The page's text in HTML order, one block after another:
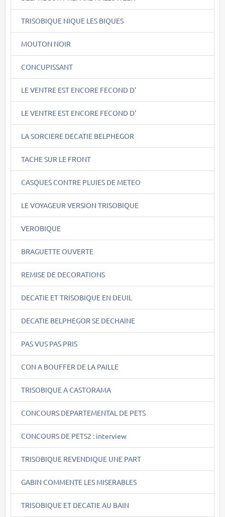
TRISOBIQUE NIQUE LES BIQUES
MOUTON NOIR
CONCUPISSANT
LE VENTRE EST ENCORE FECOND D'
LE VENTRE EST ENCORE FECOND D'
LA SORCIERE DECATIE BELPHEGOR
TACHE SUR LE FRONT
CASQUES CONTRE PLUIES DE METEO
LE VOYAGEUR VERSION TRISOBIQUE
VEROBIQUE
BRAGUETTE OUVERTE
REMISE DE DECORATIONS
DECATIE ET TRISOBIQUE EN DEUIL
DECATIE BELPHEGOR SE DECHAINE
PAS VUS PAS PRIS
CON A BOUFFER DE LA PAILLE
TRISOBIQUE A CASTORAMA
CONCOURS DEPARTEMENTAL DE PETS
CONCOURS DE PETS2 : interview
TRISOBIQUE REVENDIQUE UNE PART
GABIN COMMENTE LES MISERABLES
TRISOBIQUE ET DECATIE AU BAIN